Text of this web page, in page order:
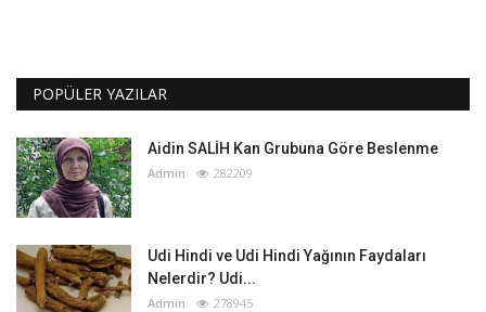
POPÜLER YAZILAR
Aidin SALİH Kan Grubuna Göre Beslenme
Admin 282209
Udi Hindi ve Udi Hindi Yağının Faydaları
Nelerdir? Udi...
Admin 278945